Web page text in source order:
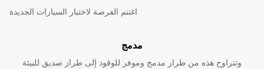
اغتنم الفرصة لاختبار السيارات الجديدة
مدمج
وتتراوح هذه من طراز مدمج وموفر للوقود إلى طراز صديق للبيئة